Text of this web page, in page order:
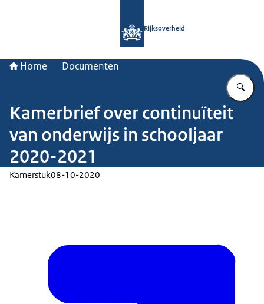
Rijksoverheid
Home Documenten
Kamerbrief over continuïteit
van onderwijs in schooljaar
2020-2021
Kamerstuk08-10-2020